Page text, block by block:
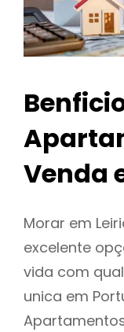
Venda
Morar em
excelente
vida com
unica em